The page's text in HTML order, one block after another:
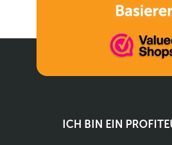
ICH BIN EIN